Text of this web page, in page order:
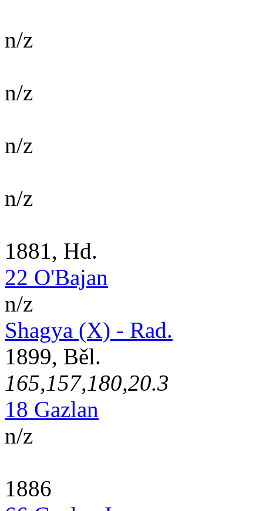
n/z
n/z
n/z
n/z
1881, Hd.
22 O'Bajan
n/z
Shagya (X) - Rad.
1899, Běl.
165,157,180,20.3
18 Gazlan
n/z
1886